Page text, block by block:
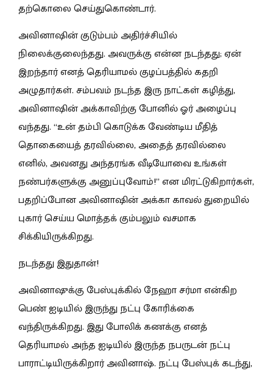
தற்கொலை செய்துகொண்டார்.
அவினாஷின் குடும்பம் அதிர்ச்சியில்
நிலைக்குலைந்தது. அவருக்கு என்ன நடந்தது; ஏன்
இறந்தார் எனத் தெரியாமல் குழப்பத்தில் கதறி
அழுதார்கள். சம்பவம் நடந்த இரு நாட்கள் கழித்து,
அவினாஷின் அக்காவிற்கு போனில் ஓர் அழைப்பு
வந்தது. “உன் தம்பி கொடுக்க வேண்டிய மீதித்
தொகையைத் தரவில்லை, அதைத் தரவில்லை
எனில், அவனது அந்தரங்க வீடியோவை உங்கள்
நண்பர்களுக்கு அனுப்புவோம்!”என மிரட்டுகிறார்கள்,
பதறிப்போன அவினாஷின் அக்கா காவல் துறையில்
புகார் செய்ய மொத்தக் கும்பலும் வசமாக
சிக்கியிருக்கிறது.
நடந்தது இதுதான்!
அவினாஷுக்கு பேஸ்புக்கில் நேஹா சர்மா என்கிற
பெண் ஐடியில் இருந்து நட்பு கோரிக்கை
வந்திருக்கிறது. இது போலிக் கணக்கு எனத்
தெரியாமல் அந்த ஐடியில் இருந்த நபருடன் நட்பு
பாராட்டியிருக்கிறார் அவினாஷ். நட்பு பேஸ்புக் கடந்து,